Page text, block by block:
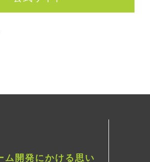
ム開発にかける思い